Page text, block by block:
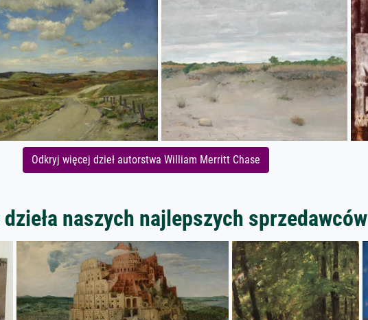
Odkryj więcej dzieł autorstwa William Merritt Chase
naszych najlepszych sprzedawców